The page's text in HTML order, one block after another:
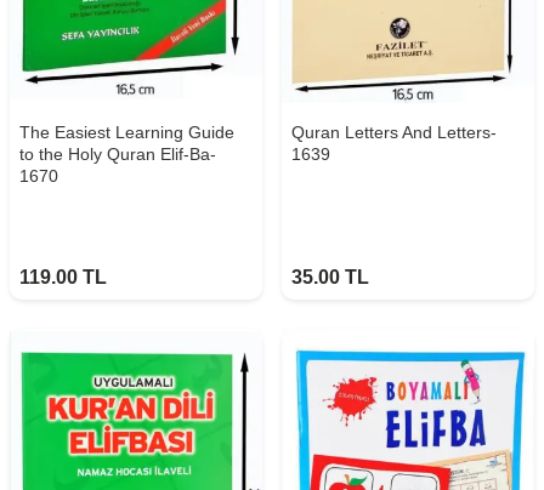
The Easiest Learning Guide
to the Holy Quran Elif-Ba-
1670
119.00 TL
Quran Letters And Letters-
1639
35.00 TL